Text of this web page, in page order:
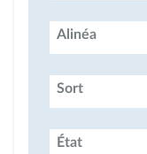
Alinéa
Sort
État